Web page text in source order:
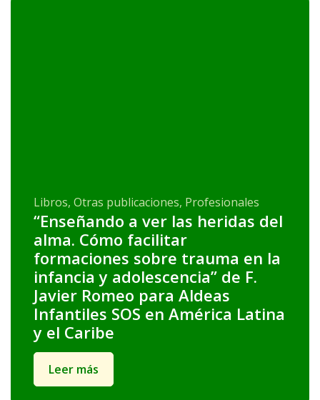
Libros, Otras publicaciones, Profesionales
“Enseñando a ver las heridas del
alma. Cómo facilitar
formaciones sobre trauma en la
infancia y adolescencia” de F.
Javier Romeo para Aldeas
Infantiles SOS en América Latina
y el Caribe
Leer más